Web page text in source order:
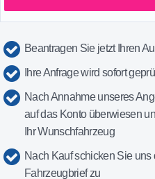
Beantragen Sie jetzt Ihren
Ihre Anfrage wird sofort
Nach Annahme unseres
auf das Konto überwiesen
Ihr Wunschfahrzeug
Nach Kauf schicken Sie uns
Fahrzeugbrief zu